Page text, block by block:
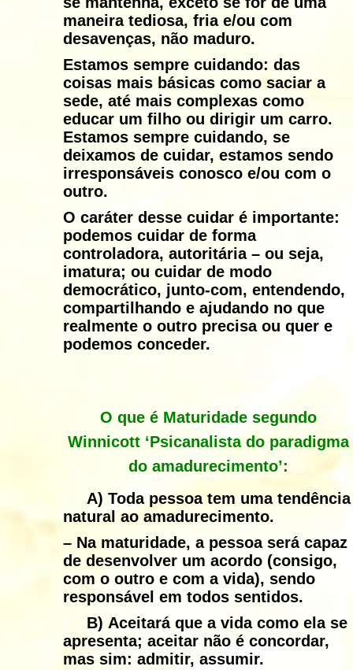
maneira tediosa, fria e/ou com
desavenças, não maduro.
Estamos sempre cuidando: das
coisas mais básicas como saciar a
sede, até mais complexas como
educar um filho ou dirigir um carro.
Estamos sempre cuidando, se
deixamos de cuidar, estamos sendo
irresponsáveis conosco e/ou com o
outro.
O caráter desse cuidar é importante:
podemos cuidar de forma
controladora, autoritária – ou seja,
imatura; ou cuidar de modo
democrático, junto-com, entendendo,
compartilhando e ajudando no que
realmente o outro precisa ou quer e
podemos conceder.
O que é Maturidade segundo
Winnicott ‘Psicanalista do paradigma
do amadurecimento’:
A) Toda pessoa tem uma tendência
natural ao amadurecimento.
– Na maturidade, a pessoa será capaz
de desenvolver um acordo (consigo,
com o outro e com a vida), sendo
responsável em todos sentidos.
B) Aceitará que a vida como ela se
apresenta; aceitar não é concordar,
mas sim: admitir, assumir.